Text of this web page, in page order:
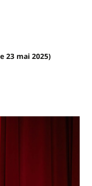
23 mai 2025)